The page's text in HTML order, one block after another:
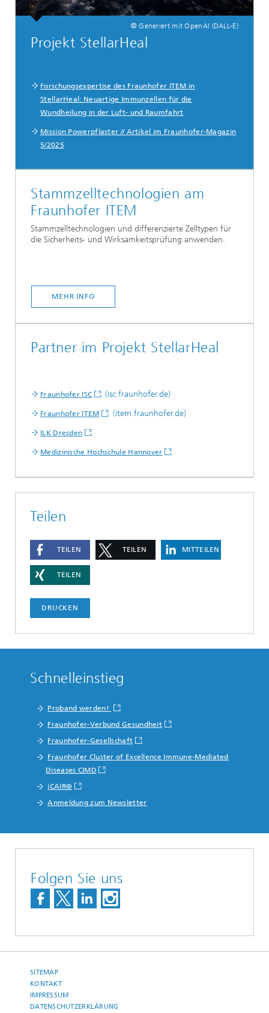
© Generiert mit OpenAI (DALL-E)
Projekt StellarHeal
Forschungsexpertise des Fraunhofer ITEM in
StellarHeal: Neuartige Immunzellen für die
Wundheilung in der Luft- und Raumfahrt
Mission Powerpflaster // Artikel im Fraunhofer-Magazin
5/2025
Stammzelltechnologien am
Fraunhofer ITEM
Stammzelltechnologien und differenzierte Zelltypen für
die Sicherheits- und Wirksamkeitsprüfung anwenden.
MEHR INFO
Partner im Projekt StellarHeal
Fraunhofer ISC (isc.fraunhofer.de)
Fraunhofer ITEM (item.fraunhofer.de)
ILK Dresden
Medizinische Hochschule Hannover
Teilen
TEILEN TEILEN MITTEILEN
TEILEN
DRUCKEN
Schnelleinstieg
Proband werden!
Fraunhofer-Verbund Gesundheit
Fraunhofer-Gesellschaft
Fraunhofer Cluster of Excellence Immune-Mediated
Diseases CIMD
iCAIR®
Anmeldung zum Newsletter
Folgen Sie uns
SITEMAP
KONTAKT
IMPRESSUM
DATENSCHUTZERKLÄRUNG